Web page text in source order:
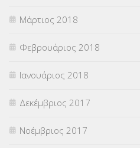
Μάρτιος 2018
Φεβρουάριος 2018
Ιανουάριος 2018
Δεκέμβριος 2017
Νοέμβριος 2017